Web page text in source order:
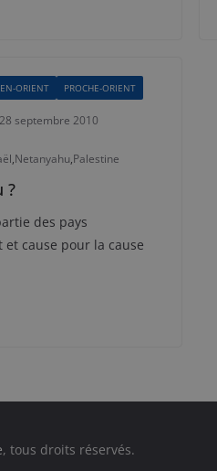
ORIENT PROCHE-ORIENT
28 septembre 2010
,Netanyahu,Palestine
?
des pays
cause pour la cause
, tous droits réservés.